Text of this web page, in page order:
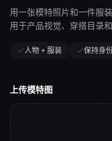
用一张模特照片和一件服
用于产品视觉、穿搭目录和
人物 + 服装 保持身
上传模特图